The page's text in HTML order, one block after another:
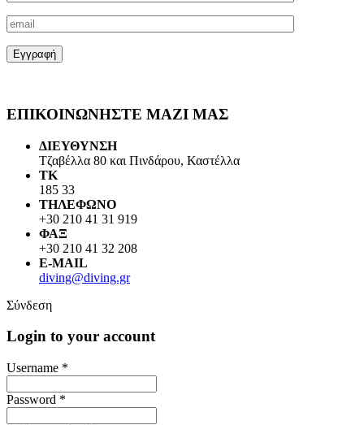
ΕΠΙΚΟΙΝΩΝΗΣΤΕ ΜΑΖΙ ΜΑΣ
ΔΙΕΥΘΥΝΣΗ
Τζαβέλλα 80 και Πινδάρου, Καστέλλα
ΤΚ
185 33
ΤΗΛΕΦΩΝΟ
+30 210 41 31 919
ΦΑΞ
+30 210 41 32 208
E-MAIL
diving@diving.gr
Σύνδεση
Login to your account
Username *
Password *